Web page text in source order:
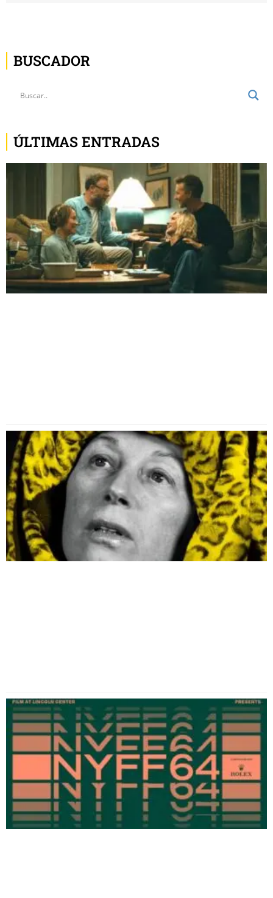
BUSCADOR
ÚLTIMAS ENTRADAS